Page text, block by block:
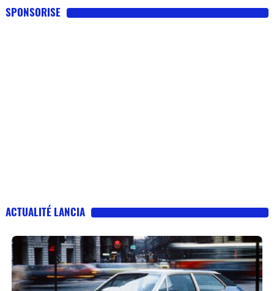
SPONSORISE
ACTUALITÉ LANCIA